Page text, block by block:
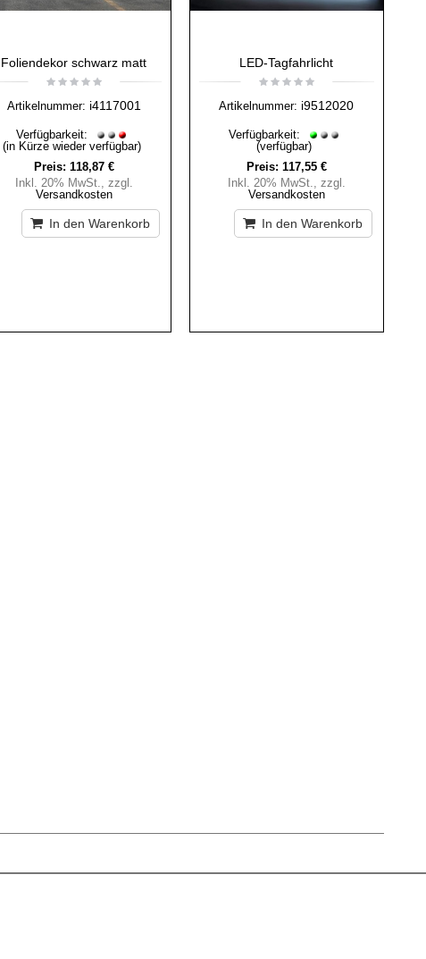
Foliendekor schwarz matt
Artikelnummer: i4117001
Verfügbarkeit:
(in Kürze wieder verfügbar)
Preis: 118,87 €
Inkl. 20% MwSt., zzgl.
Versandkosten
In den Warenkorb
LED-Tagfahrlicht
Artikelnummer: i9512020
Verfügbarkeit:
(verfügbar)
Preis: 117,55 €
Inkl. 20% MwSt., zzgl.
Versandkosten
In den Warenkorb